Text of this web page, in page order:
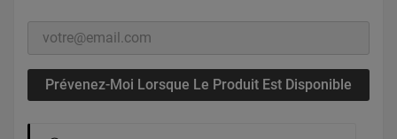
Prévenez-Moi Lorsque Le Produit Est Disponible